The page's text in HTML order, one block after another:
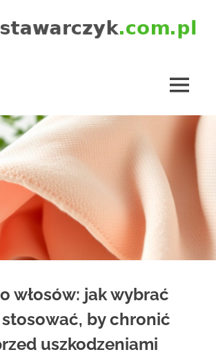
MENU
włosów: jak wybrać
stosować, by chronić
uszkodzeniami